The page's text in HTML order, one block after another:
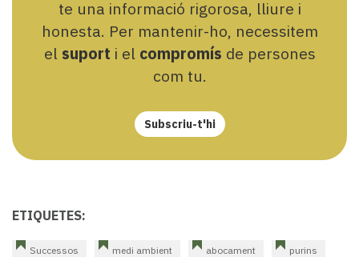
te una informació rigorosa, lliure i
honesta. Per mantenir-ho, necessitem
el suport i el compromís de persones
com tu.
Subscriu-t'hi
ETIQUETES:
Successos medi ambient abocament purins